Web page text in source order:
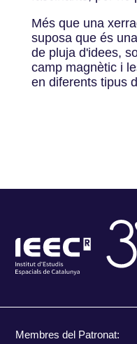
Més que una
suposa que és
de pluja d'idees,
camp magnètic i
en diferents tipus
Membres del Patronat: